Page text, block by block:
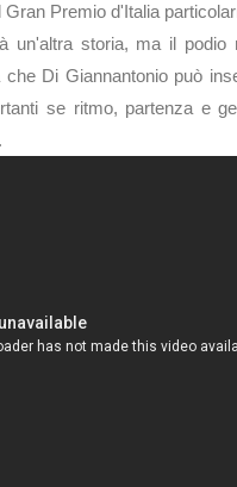
Gran Premio d'Italia
un'altra storia, ma il podio
Di Giannantonio può
se ritmo, partenza e